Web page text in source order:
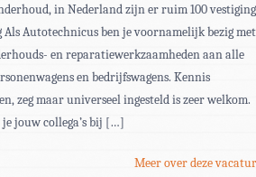
in Nederland zijn er ruim 100
Autotechnicus ben je voornamelijk bezig met
en reparatiewerkzaamheden aan alle
en bedrijfswagens. Kennis
zeg maar universeel ingesteld is zeer welkom.
jouw collega’s bij […]
Meer over deze